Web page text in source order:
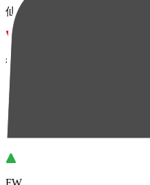
仙頭 啓矢
後半
32'
DF
林 幸多郎
FW